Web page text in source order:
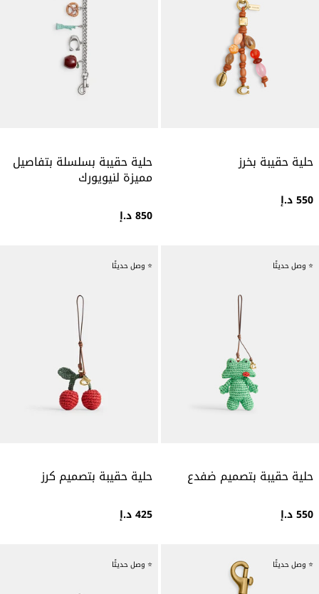
حلية حقيبة بخرز
550 د.إ
حلية حقيبة بسلسلة بتفاصيل
مميزة لنيويورك
850 د.إ
⭐ وصل حديثًا
حلية حقيبة بتصميم ضفدع
550 د.إ
⭐ وصل حديثًا
حلية حقيبة بتصميم كرز
425 د.إ
⭐ وصل حديثًا ⭐ وصل حديثًا